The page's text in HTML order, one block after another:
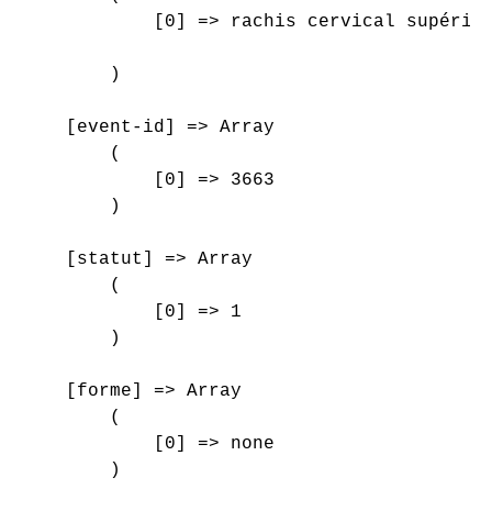
[0] => rachis cervical
        )
    [event-id] => Array
        (
            [0] => 3663
        )
    [statut] => Array
        (
            [0] => 1
        )
    [forme] => Array
        (
            [0] => none
        )